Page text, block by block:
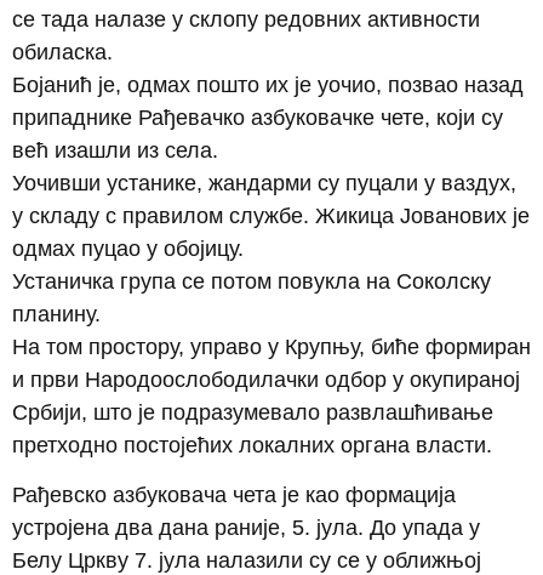
се тада налазе у склопу редовних активности
обиласка.
Бојанић је, одмах пошто их је уочио, позвао назад
припаднике Рађевачко азбуковачке чете, који су
већ изашли из села.
Уочивши устанике, жандарми су пуцали у ваздух,
у складу с правилом службе. Жикица Јованових је
одмах пуцао у обојицу.
Устаничка група се потом повукла на Соколску
планину.
На том простору, управо у Крупњу, биће формиран
и први Народоослободилачки одбор у окупираној
Србији, што је подразумевало развлашћивање
претходно постојећих локалних органа власти.
Рађевско азбуковача чета је као формација
устројена два дана раније, 5. јула. До упада у
Белу Цркву 7. јула налазили су се у оближњој